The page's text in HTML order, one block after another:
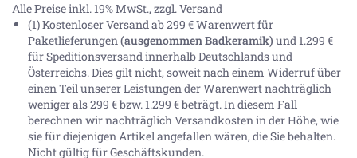
Alle Preise inkl. 19% MwSt., zzgl. Versand
(1) Kostenloser Versand ab 299 € Warenwert für
Paketlieferungen(ausgenommen Badkeramik) und 1.299 €
für Speditionsversand innerhalb Deutschlands und
Österreichs. Dies gilt nicht, soweit nach einem Widerruf über
einen Teil unserer Leistungen der Warenwert nachträglich
weniger als 299 € bzw. 1.299 € beträgt. In diesem Fall
berechnen wir nachträglich Versandkosten in der Höhe, wie
sie für diejenigen Artikel angefallen wären, die Sie behalten.
Nicht gültig für Geschäftskunden.